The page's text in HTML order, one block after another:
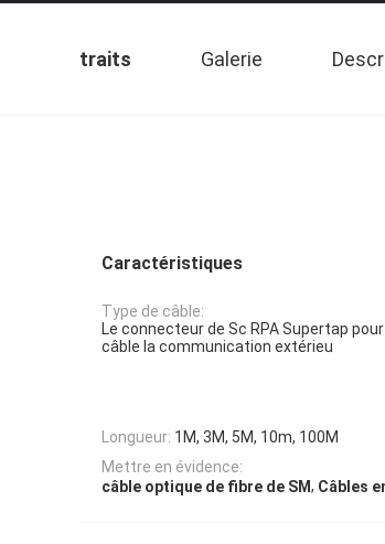
traits Galerie
Caractéristiques
Type de câble:
Le connecteur de Sc RPA Supertap
câble la communication extérieu
Longueur: 1M, 3M, 5M, 10m, 100M
Mettre en évidence:
câble optique de fibre de SM, Câbles